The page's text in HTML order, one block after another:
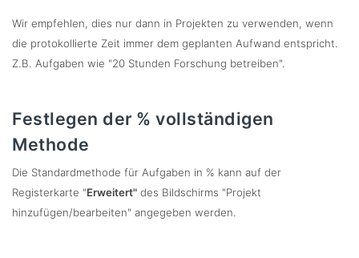
Wir empfehlen, dies nur dann in Projekten zu verwenden, wenn
die protokollierte Zeit immer dem geplanten Aufwand entspricht.
Z.B. Aufgaben wie "20 Stunden Forschung betreiben".
Festlegen der % vollständigen
Methode
Die Standardmethode für Aufgaben in % kann auf der
Registerkarte "Erweitert" des Bildschirms "Projekt
hinzufügen/bearbeiten" angegeben werden.